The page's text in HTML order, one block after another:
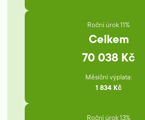
Roční úrok 11%
Celkem
70 038 Kč
Měsíční výplata:
1 834 Kč
Roční úrok 13%